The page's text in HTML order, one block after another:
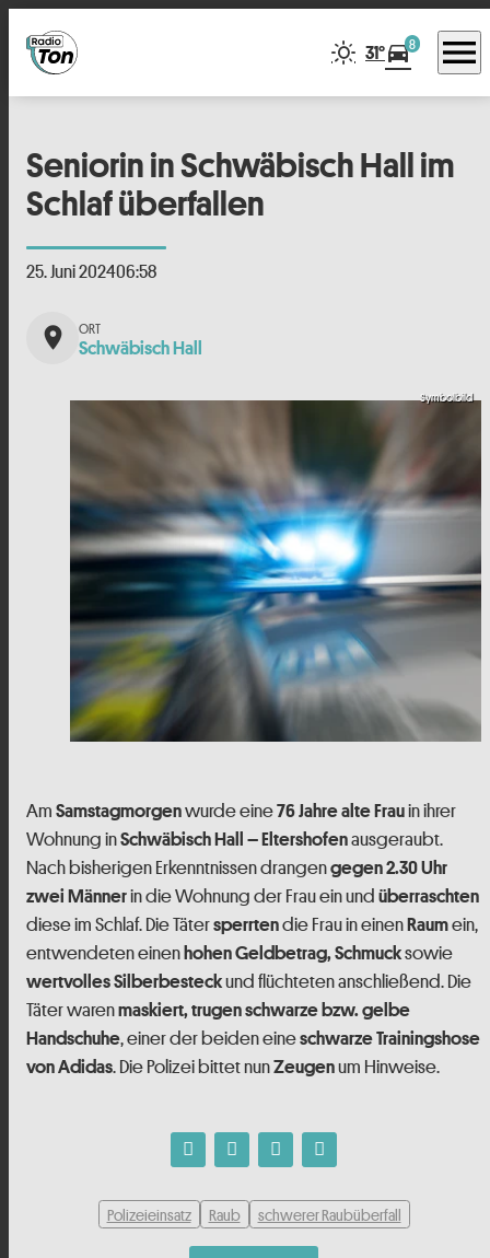
31°directions_car8 menu
Seniorin in Schwäbisch Hall im
Schlaf überfallen
25. Juni 202406:58
place Schwäbisch Hall
Symbolbild
Am Samstagmorgenwurde eine76 Jahre alte Frauin ihrer
Wohnung inSchwäbisch Hall – Eltershofenausgeraubt.
Nach bisherigen Erkenntnissen drangengegen 2.30 Uhr
zwei Männerin die Wohnung der Frau ein und überraschten
diese im Schlaf. Die Tätersperrtendie Frau in einenRaumein,
entwendeten einenhohen Geldbetrag, Schmucksowie
wertvolles Silberbesteckund flüchteten anschließend. Die
Täter warenmaskiert, trugen schwarze bzw. gelbe
Handschuhe, einer der beiden eineschwarze Trainingshose
von Adidas. Die Polizei bittet nunZeugenum Hinweise.
Polizeieinsatz Raub schwerer Raubüberfall